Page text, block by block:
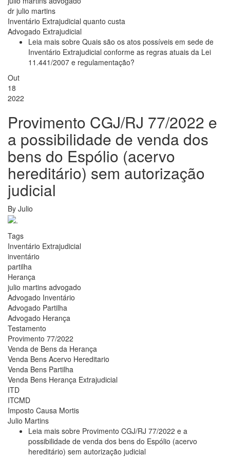
dr julio martins
Inventário Extrajudicial quanto custa
Advogado Extrajudicial
Leia mais sobre Quais são os atos possíveis em sede de
Inventário Extrajudicial conforme as regras atuais da Lei
11.441/2007 e regulamentação?
Out
18
2022
Provimento CGJ/RJ 77/2022 e
a possibilidade de venda dos
bens do Espólio (acervo
hereditário) sem autorização
judicial
By Julio
Tags
Inventário Extrajudicial
inventário
partilha
Herança
julio martins advogado
Advogado Inventário
Advogado Partilha
Advogado Herança
Testamento
Provimento 77/2022
Venda de Bens da Herança
Venda Bens Acervo Hereditario
Venda Bens Partilha
Venda Bens Herança Extrajudicial
ITD
ITCMD
Imposto Causa Mortis
Julio Martins
Leia mais sobre Provimento CGJ/RJ 77/2022 e a
possibilidade de venda dos bens do Espólio (acervo
hereditário) sem autorização judicial